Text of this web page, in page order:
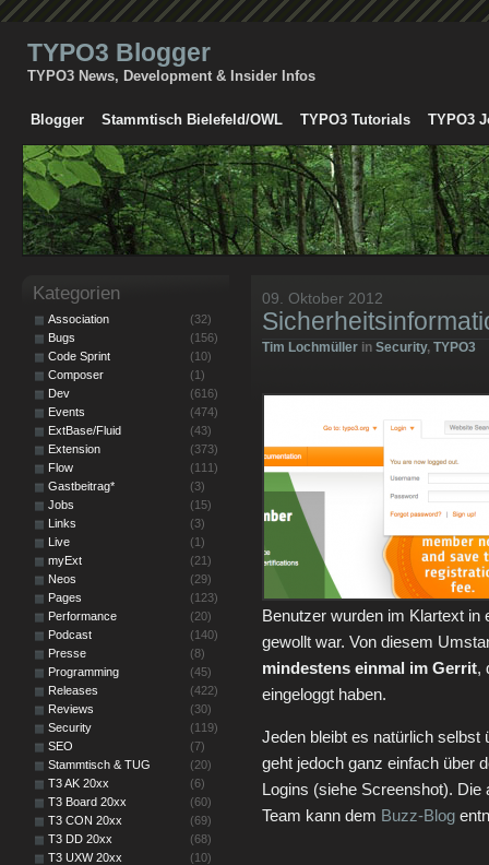
TYPO3 Blogger
TYPO3 News, Development & Insider Infos
Blogger Stammtisch Bielefeld/OWL TYPO3 Tutorials TYPO3
09. Oktober 2012
Tim Lochmüller in Security, TYPO3
Benutzer wurden im Klartext in
gewollt war. Von diesem
mindestens einmal im Gerrit,
eingeloggt haben.
Jeden bleibt es natürlich
geht jedoch ganz einfach über
Logins (siehe Screenshot).
Team kann dem Buzz-Blog
Kategorien
Association
(32)
Bugs
(156)
Code Sprint
(10)
Composer
(1)
Dev
(616)
Events
(474)
ExtBase/Fluid
(43)
Extension
(373)
Flow
(111)
Gastbeitrag*
(3)
Jobs
(15)
Links
(3)
Live
(1)
myExt
(21)
Neos
(29)
Pages
(123)
Performance
(20)
Podcast
(140)
Presse
(8)
Programming
(45)
Releases
(422)
Reviews
(30)
Security
(119)
SEO
(7)
Stammtisch & TUG
(20)
T3 AK 20xx
(6)
T3 Board 20xx
(60)
T3 CON 20xx
(69)
T3 DD 20xx
(68)
T3 UXW 20xx
(10)